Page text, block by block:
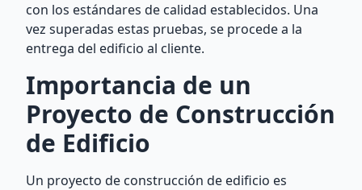
con los estándares de calidad establecidos. Una
vez superadas estas pruebas, se procede a la
entrega del edificio al cliente.
Importancia de un
Proyecto de Construcción
de Edificio
Un proyecto de construcción de edificio es